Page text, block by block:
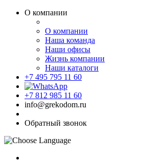
О компании
О компании
Наша команда
Наши офисы
Жизнь компании
Наши каталоги
+7 495 795 11 60
+7 812 985 11 60
info@grekodom.ru
Обратный звонок